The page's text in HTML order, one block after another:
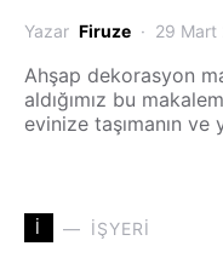
Yazar Firuze 29 Mart
Ahşap dekorasyon
aldığımız bu
evinize taşımanın ve
İ İŞYERI